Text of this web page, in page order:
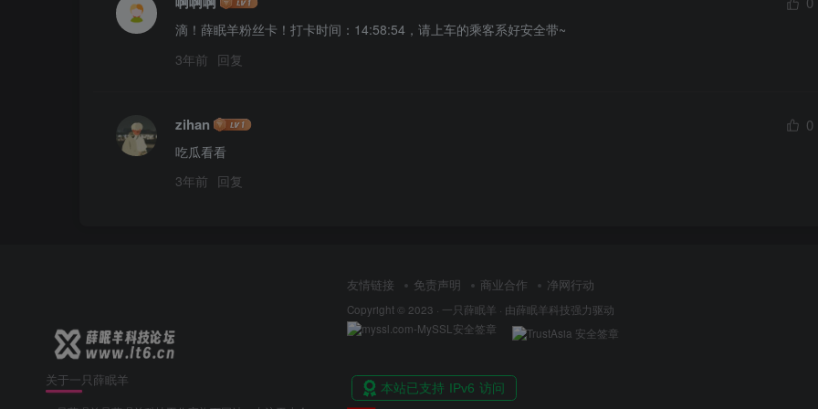
滴！薛眠羊粉丝卡！打卡时间：14:58:54，请上车的乘客系好安全带~
3年前 回复
zihan 0
吃瓜看看
3年前 回复
关于一只薛眠羊
友情链接 免责声明 商业合作 净网行动
Copyright © 2023 · 一只薛眠羊 · 由薛眠羊科技强力驱动